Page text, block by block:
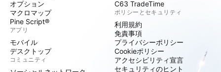
オプション
マクロマップ
Pine Script®
アプリ
モバイル
デスクトップ
コミュニティ
C63 TradeTime
ポリシーとセキュリティ
利用規約
免責事項
プライバシーポリシー
Cookieポリシー
アクセシビリティ宣言
セキュリティのヒント